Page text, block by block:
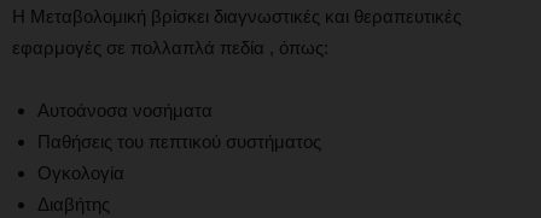
Η Μεταβολομική βρίσκει διαγνωστικές και θεραπευτικές
εφαρμογές σε πολλαπλά πεδία , όπως:
Αυτοάνοσα νοσήματα
Παθήσεις του πεπτικού συστήματος
Ογκολογία
Διαβήτης